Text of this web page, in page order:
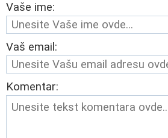
Vaše ime:
Vaš email:
Komentar: